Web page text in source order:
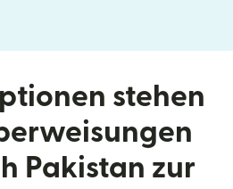
stehen
Pakistan zur